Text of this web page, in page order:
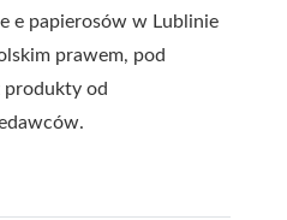
e papierosów w Lublinie
prawem, pod
produkty od